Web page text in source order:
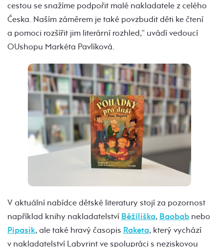
cestou se snažíme podpořit malé nakladatele z celého
Česka. Naším záměrem je také povzbudit děti ke čtení
a pomoci rozšířit jim literární rozhled,“ uvádí vedoucí
OUshopu Markéta Pavlíková.
V aktuální nabídce dětské literatury stojí za pozornost
například knihy nakladatelství Běžíliška, Baobab nebo
Pipasik, ale také hravý časopis Raketa, který vychází
v nakladatelství Labyrint ve spolupráci s neziskovou